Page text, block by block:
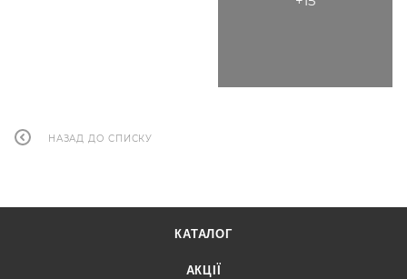
НАЗАД ДО СПИСКУ
КАТАЛОГ
АКЦІЇ